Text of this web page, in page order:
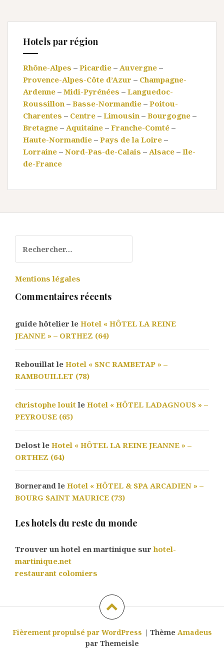
Hotels par région
Rhône-Alpes – Picardie – Auvergne –
Provence-Alpes-Côte d’Azur – Champagne-
Ardenne – Midi-Pyrénées – Languedoc-
Roussillon – Basse-Normandie – Poitou-
Charentes – Centre – Limousin – Bourgogne –
Bretagne – Aquitaine – Franche-Comté –
Haute-Normandie – Pays de la Loire –
Lorraine – Nord-Pas-de-Calais – Alsace – Ile-
de-France
Mentions légales
Commentaires récents
guide hôtelier le Hotel « HÔTEL LA REINE
JEANNE » – ORTHEZ (64)
Rebouillat le Hotel « SNC RAMBETAP » –
RAMBOUILLET (78)
christophe louitle Hotel « HÔTEL LADAGNOUS » –
PEYROUSE (65)
Delost le Hotel « HÔTEL LA REINE JEANNE » –
ORTHEZ (64)
Bornerand le Hotel « HÔTEL & SPA ARCADIEN » –
BOURG SAINT MAURICE (73)
Les hotels du reste du monde
Trouver un hotel en martinique surhotel-
martinique.net
restaurant colomiers
Fièrement propulsé par WordPress | Thème Amadeus
par Themeisle